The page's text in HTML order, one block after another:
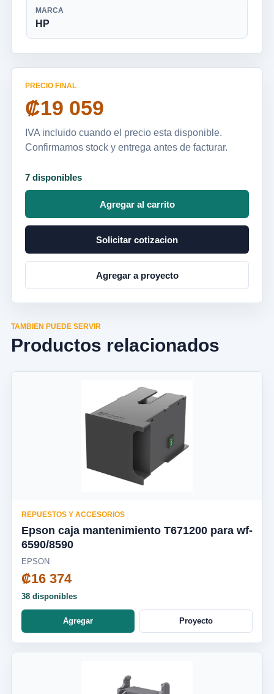
MARCA
HP
PRECIO FINAL
₡19 059
IVA incluido cuando el precio esta disponible.
Confirmamos stock y entrega antes de facturar.
7 disponibles
Agregar al carrito
Solicitar cotizacion
Agregar a proyecto
TAMBIEN PUEDE SERVIR
Productos relacionados
REPUESTOS Y ACCESORIOS
Epson caja mantenimiento T671200 para wf-
6590/8590
EPSON
₡16 374
38 disponibles
Agregar Proyecto